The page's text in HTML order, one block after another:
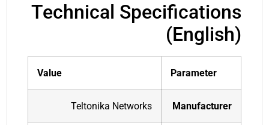
Technical Specifications
(English)
Parameter
Value
Manufacturer
Teltonika Networks